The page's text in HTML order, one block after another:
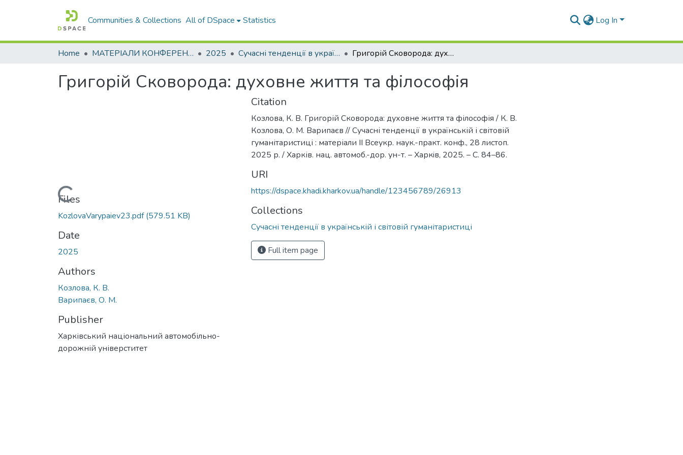
Communities & Collections All of DSpace Statistics Log In
Home МАТЕРІАЛИ КОНФЕРЕНЦІЙ 2025 Сучасні тенденції в українській і світовій гуманітаристиці Григорій Сковорода: духовне життя та філософія
Григорій Сковорода: духовне життя та філософія
Loading...
Files
KozlovaVarypaiev23.pdf(579.51 KB)
Date
2025
Authors
Козлова, К. В.
Варипаєв, О. М.
Publisher
Харківський національний автомобільно-
дорожній універститет
Citation
Козлова, К. В. Григорій Сковорода: духовне життя та філософія / К. В.
Козлова, О. М. Варипаєв // Сучасні тенденції в українській і світовій
гуманітаристиці : матеріали ІІ Всеукр. наук.-практ. конф., 28 листоп.
2025 р. / Харків. нац. автомоб.-дор. ун-т. – Харкiв, 2025. – С. 84–86.
URI
https://dspace.khadi.kharkov.ua/handle/123456789/26913
Collections
Сучасні тенденції в українській і світовій гуманітаристиці
Full item page